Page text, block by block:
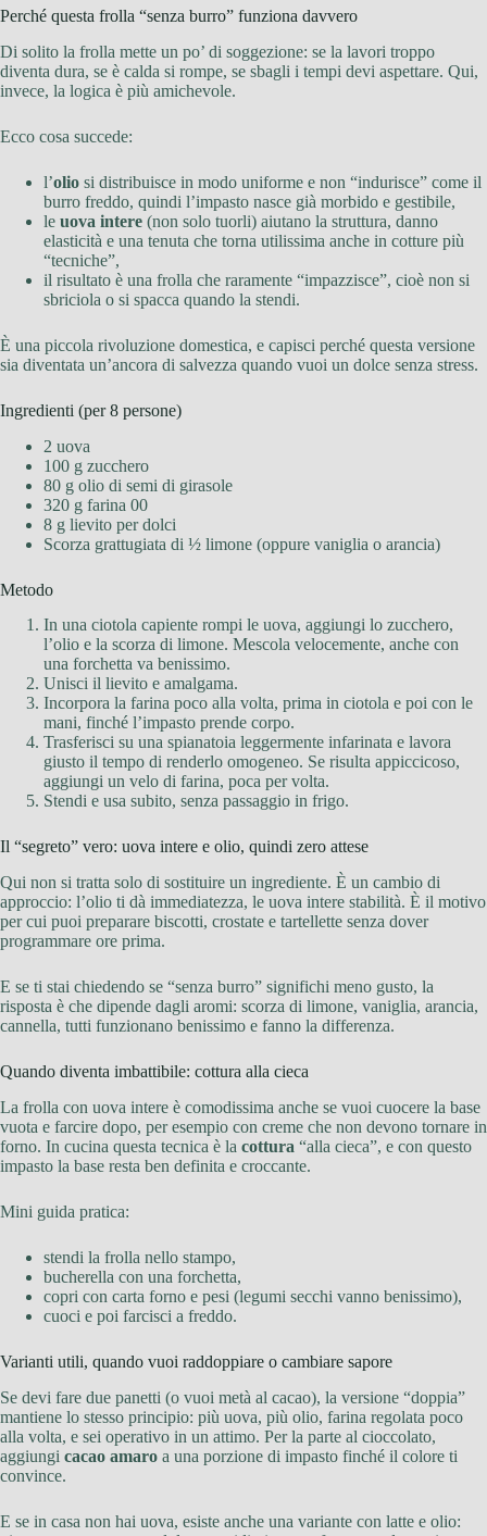
Perché questa frolla “senza burro” funziona davvero
Di solito la frolla mette un po’ di soggezione: se la lavori troppo
diventa dura, se è calda si rompe, se sbagli i tempi devi aspettare. Qui,
invece, la logica è più amichevole.
Ecco cosa succede:
l’olio si distribuisce in modo uniforme e non “indurisce” come il
burro freddo, quindi l’impasto nasce già morbido e gestibile,
le uova intere (non solo tuorli) aiutano la struttura, danno
elasticità e una tenuta che torna utilissima anche in cotture più
“tecniche”,
il risultato è una frolla che raramente “impazzisce”, cioè non si
sbriciola o si spacca quando la stendi.
È una piccola rivoluzione domestica, e capisci perché questa versione
sia diventata un’ancora di salvezza quando vuoi un dolce senza stress.
Ingredienti (per 8 persone)
2 uova
100 g zucchero
80 g olio di semi di girasole
320 g farina 00
8 g lievito per dolci
Scorza grattugiata di ½ limone (oppure vaniglia o arancia)
Metodo
In una ciotola capiente rompi le uova, aggiungi lo zucchero,
l’olio e la scorza di limone. Mescola velocemente, anche con
una forchetta va benissimo.
Unisci il lievito e amalgama.
Incorpora la farina poco alla volta, prima in ciotola e poi con le
mani, finché l’impasto prende corpo.
Trasferisci su una spianatoia leggermente infarinata e lavora
giusto il tempo di renderlo omogeneo. Se risulta appiccicoso,
aggiungi un velo di farina, poca per volta.
Stendi e usa subito, senza passaggio in frigo.
Il “segreto” vero: uova intere e olio, quindi zero attese
Qui non si tratta solo di sostituire un ingrediente. È un cambio di
approccio: l’olio ti dà immediatezza, le uova intere stabilità. È il motivo
per cui puoi preparare biscotti, crostate e tartellette senza dover
programmare ore prima.
E se ti stai chiedendo se “senza burro” significhi meno gusto, la
risposta è che dipende dagli aromi: scorza di limone, vaniglia, arancia,
cannella, tutti funzionano benissimo e fanno la differenza.
Quando diventa imbattibile: cottura alla cieca
La frolla con uova intere è comodissima anche se vuoi cuocere la base
vuota e farcire dopo, per esempio con creme che non devono tornare in
forno. In cucina questa tecnica è la cottura “alla cieca”, e con questo
impasto la base resta ben definita e croccante.
Mini guida pratica:
stendi la frolla nello stampo,
bucherella con una forchetta,
copri con carta forno e pesi (legumi secchi vanno benissimo),
cuoci e poi farcisci a freddo.
Varianti utili, quando vuoi raddoppiare o cambiare sapore
Se devi fare due panetti (o vuoi metà al cacao), la versione “doppia”
mantiene lo stesso principio: più uova, più olio, farina regolata poco
alla volta, e sei operativo in un attimo. Per la parte al cioccolato,
aggiungi cacao amaro a una porzione di impasto finché il colore ti
convince.
E se in casa non hai uova, esiste anche una variante con latte e olio: